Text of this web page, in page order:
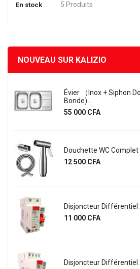
En stock 5 Produits
NOUVEAU SUR KALIZIO
Évier （inox + Siphon
Bonde)...
Prix
55 000 CFA
Douchette WC Complet
Prix
12 500 CFA
Disjoncteur Différentiel
Prix
11 000 CFA
Disjoncteur Différentiel